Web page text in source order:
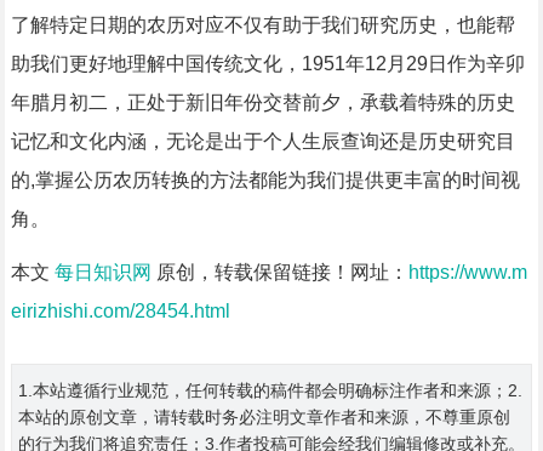
了解特定日期的农历对应不仅有助于我们研究历史，也能帮
助我们更好地理解中国传统文化，1951年12月29日作为辛卯
年腊月初二，正处于新旧年份交替前夕，承载着特殊的历史
记忆和文化内涵，无论是出于个人生辰查询还是历史研究目
的,掌握公历农历转换的方法都能为我们提供更丰富的时间视
角。
本文 每日知识网 原创，转载保留链接！网址： https://www.m
eirizhishi.com/28454.html
1.本站遵循行业规范，任何转载的稿件都会明确标注作者和来源；2.
本站的原创文章，请转载时务必注明文章作者和来源，不尊重原创
的行为我们将追究责任；3.作者投稿可能会经我们编辑修改或补充。